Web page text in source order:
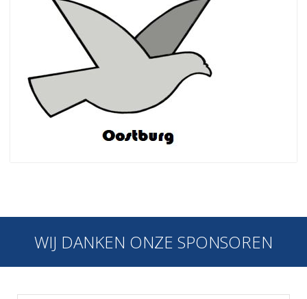
WIJ DANKEN ONZE SPONSOREN